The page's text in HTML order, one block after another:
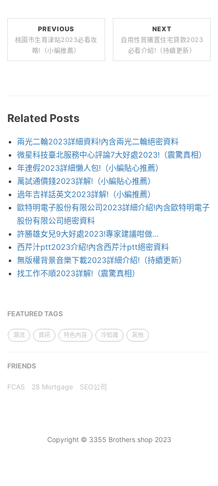
PREVIOUS
桃園市生育津貼2023必看攻
略!（小編推薦）
NEXT
自用性質購置住宅貸款2023
必看介紹!（持續更新）
Related Posts
兩光二輪2023詳細資料!內含兩光二輪絕密資料
微星科技臺北服務中心評論7大好處2023!（震驚真相）
年連假2023詳細懶人包!（小編貼心推薦）
萬試通價錢2023詳解!（小編貼心推薦）
過年吉祥話英文2023詳解!（小編推薦）
歐特明電子股份有限公司2023詳細介紹!內含歐特明電子
股份有限公司絕密資料
許勝雄女兒9大好處2023!專家建議咁做...
西芹汁ptt2023介紹!內含西芹汁ptt絕密資料
無版權背景音樂下載2023詳細介紹!（持續更新）
找工作不順2023詳解!（震驚真相）
FEATURED TAGS
潮流 資訊 特色內容 冷知識 其他
FRIENDS
FCAS 28 Mortgage SEO公司
Copyright © 3355 Brothers shop 2023